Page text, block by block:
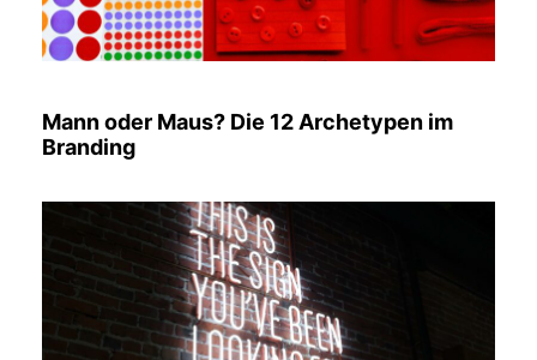
Mann oder Maus? Die 12 Archetypen im
Branding